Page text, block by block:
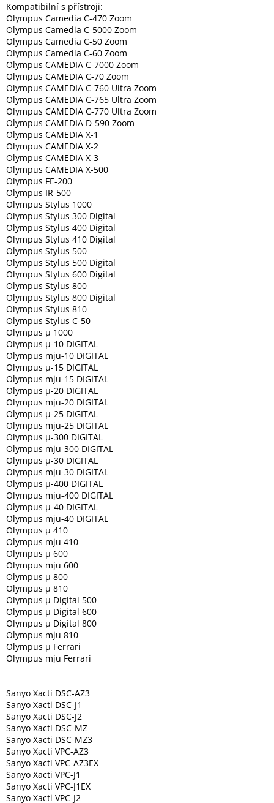
Elektronika
Domácnost
%
Black
Friday
VÝPRODEJ
Akční
zboží
TONERY
A
CARTRIDGE
OEM
Sestavy
počítačů
Inpraise
Kamerové
systémy
MILESIGHT
Doprodej
Přihlášení
Kompatibilní s přístroji:
Olympus Camedia C-470 Zoom
Olympus Camedia C-5000 Zoom
Olympus Camedia C-50 Zoom
Olympus Camedia C-60 Zoom
Olympus CAMEDIA C-7000 Zoom
Olympus CAMEDIA C-70 Zoom
Olympus CAMEDIA C-760 Ultra Zoom
Olympus CAMEDIA C-765 Ultra Zoom
Olympus CAMEDIA C-770 Ultra Zoom
Olympus CAMEDIA D-590 Zoom
Olympus CAMEDIA X-1
Olympus CAMEDIA X-2
Olympus CAMEDIA X-3
Olympus CAMEDIA X-500
Olympus FE-200
Olympus IR-500
Olympus Stylus 1000
Olympus Stylus 300 Digital
Olympus Stylus 400 Digital
Olympus Stylus 410 Digital
Olympus Stylus 500
Olympus Stylus 500 Digital
Olympus Stylus 600 Digital
Olympus Stylus 800
Olympus Stylus 800 Digital
Olympus Stylus 810
Olympus Stylus C-50
Olympus µ 1000
Olympus µ-10 DIGITAL
Olympus mju-10 DIGITAL
Olympus µ-15 DIGITAL
Olympus mju-15 DIGITAL
Olympus µ-20 DIGITAL
Olympus mju-20 DIGITAL
Olympus µ-25 DIGITAL
Olympus mju-25 DIGITAL
Olympus µ-300 DIGITAL
Olympus mju-300 DIGITAL
Olympus µ-30 DIGITAL
Olympus mju-30 DIGITAL
Olympus µ-400 DIGITAL
Olympus mju-400 DIGITAL
Olympus µ-40 DIGITAL
Olympus mju-40 DIGITAL
Olympus µ 410
Olympus mju 410
Olympus µ 600
Olympus mju 600
Olympus µ 800
Olympus µ 810
Olympus µ Digital 500
Olympus µ Digital 600
Olympus µ Digital 800
Olympus mju 810
Olympus µ Ferrari
Olympus mju Ferrari
Sanyo Xacti DSC-AZ3
Sanyo Xacti DSC-J1
Sanyo Xacti DSC-J2
Sanyo Xacti DSC-MZ
Sanyo Xacti DSC-MZ3
Sanyo Xacti VPC-AZ3
Sanyo Xacti VPC-AZ3EX
Sanyo Xacti VPC-J1
Sanyo Xacti VPC-J1EX
Sanyo Xacti VPC-J2